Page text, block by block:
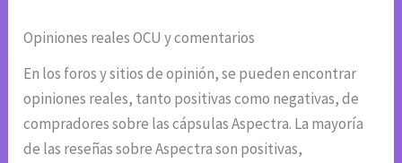
Opiniones reales OCU y comentarios
En los foros y sitios de opinión, se pueden encontrar
opiniones reales, tanto positivas como negativas, de
compradores sobre las cápsulas Aspectra. La mayoría
de las reseñas sobre Aspectra son positivas,